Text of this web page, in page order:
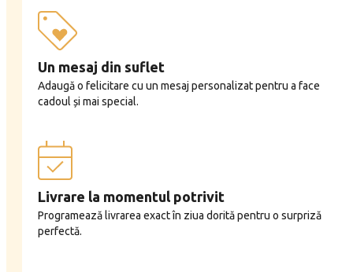
Un mesaj din suflet
Adaugă o felicitare cu un mesaj personalizat pentru a face
cadoul și mai special.
Livrare la momentul potrivit
Programează livrarea exact în ziua dorită pentru o surpriză
perfectă.